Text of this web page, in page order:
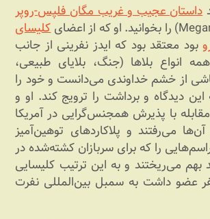
داستان عجیب و غریب مگان فلپس-روپر
کلیسای
بود معتقد بود که ایدز نفرینی از جانب
انواع بلاها (جنگ، بلایای طبیعی،
از خشم خداوندی می‌دانست و خود را
دیدگاه و برداشت را ترویج کند. او و
با پذیرش همجنس‌گرایی در آمریکا
می‌رفتند و پلاکاردهای توهین‌آمیز
را که برای سربازان کشته‌شده در
می‌ریختند و به این ترتیب کلیسایی
عضو داشت به سمبل بین‌المللی نفرت